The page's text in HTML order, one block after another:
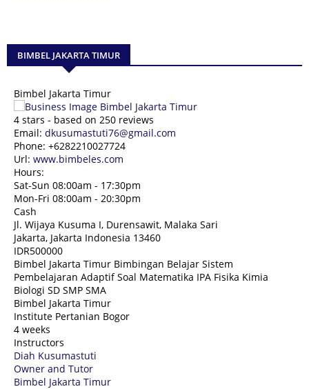
BIMBEL JAKARTA TIMUR
Bimbel Jakarta Timur
4 stars - based on 250 reviews
Email: dkusumastuti76@gmail.com
Phone: +6282210027724
Url: www.bimbeles.com
Hours:
Sat-Sun 08:00am - 17:30pm
Mon-Fri 08:00am - 20:30pm
Cash
Jl. Wijaya Kusuma I, Durensawit, Malaka Sari
Jakarta, Jakarta Indonesia 13460
IDR500000
Bimbel Jakarta Timur Bimbingan Belajar Sistem
Pembelajaran Adaptif Soal Matematika IPA Fisika Kimia
Biologi SD SMP SMA
Bimbel Jakarta Timur
Institute Pertanian Bogor
4 weeks
Instructors
Diah Kusumastuti
Owner and Tutor
Bimbel Jakarta Timur